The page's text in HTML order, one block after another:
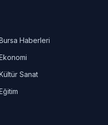
Haberleri
Sanat